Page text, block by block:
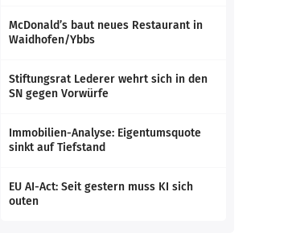
McDonald’s baut neues Restaurant in
Waidhofen/Ybbs
Stiftungsrat Lederer wehrt sich in den
SN gegen Vorwürfe
Immobilien-Analyse: Eigentumsquote
sinkt auf Tiefstand
EU AI-Act: Seit gestern muss KI sich
outen